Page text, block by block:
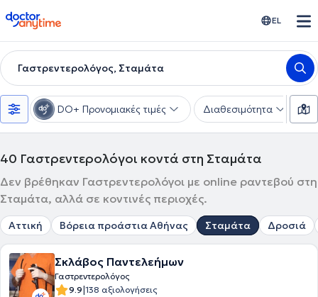
doctoranytime EL
Γαστρεντερολόγος, Σταμάτα
DO+ Προνομιακές τιμές Διαθεσιμότητα
40 Γαστρεντερολόγοι κοντά στη Σταμάτα
Δεν βρέθηκαν Γαστρεντερολόγοι με online ραντεβού στη
Σταμάτα, αλλά σε κοντινές περιοχές.
Αττική Βόρεια προάστια Αθήνας Σταμάτα Δροσιά
Σκλάβος Παντελεήμων
Γαστρεντερολόγος
9.9|138 αξιολογήσεις